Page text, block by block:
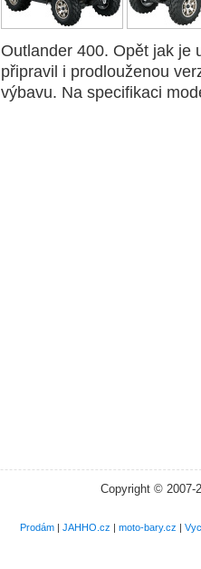
Outlander 400. Opět jak je
připravil i prodlouženou
výbavu. Na specifikaci
Copyright © 2007-
Prodám| JAHHO.cz | moto-bary.cz |